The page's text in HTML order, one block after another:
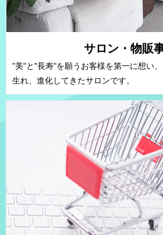
サロン・物販
"美"と"長寿"を願うお客様を第一に想い
生れ、進化してきたサロンです。